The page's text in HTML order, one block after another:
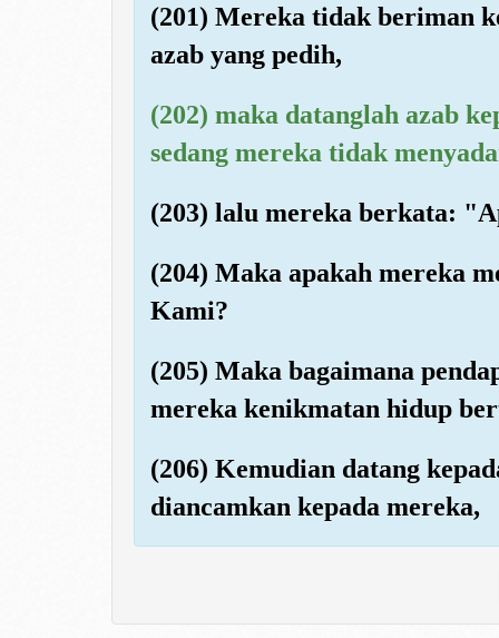
(201) Mereka tidak beriman
azab yang pedih,
(202) maka datanglah azab
sedang mereka tidak
(203) lalu mereka berkata:
(204) Maka apakah mereka
Kami?
(205) Maka bagaimana
mereka kenikmatan hidup
(206) Kemudian datang
diancamkan kepada mereka,